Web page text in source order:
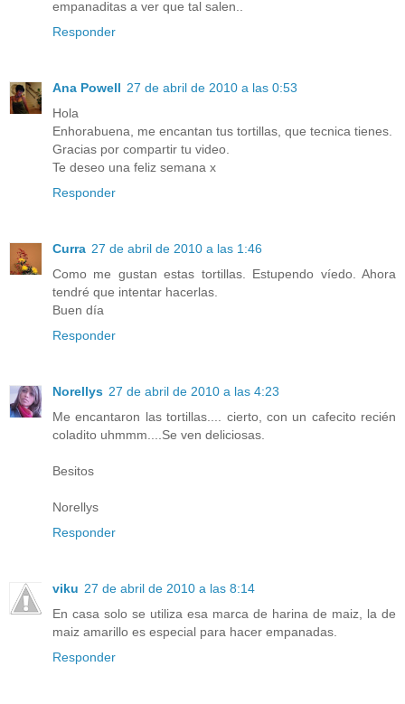
empanaditas a ver que tal salen..
Responder
Ana Powell 27 de abril de 2010 a las 0:53
Hola
Enhorabuena, me encantan tus tortillas, que tecnica tienes.
Gracias por compartir tu video.
Te deseo una feliz semana x
Responder
Curra 27 de abril de 2010 a las 1:46
Como me gustan estas tortillas. Estupendo víedo. Ahora
tendré que intentar hacerlas.
Buen día
Responder
Norellys 27 de abril de 2010 a las 4:23
Me encantaron las tortillas.... cierto, con un cafecito recién
coladito uhmmm....Se ven deliciosas.
Besitos
Norellys
Responder
viku 27 de abril de 2010 a las 8:14
En casa solo se utiliza esa marca de harina de maiz, la de
maiz amarillo es especial para hacer empanadas.
Responder